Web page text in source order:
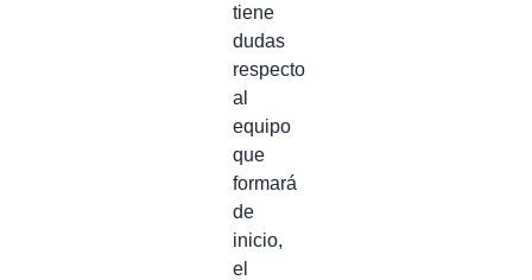
tiene
dudas
respecto
al
equipo
que
formará
de
inicio,
el